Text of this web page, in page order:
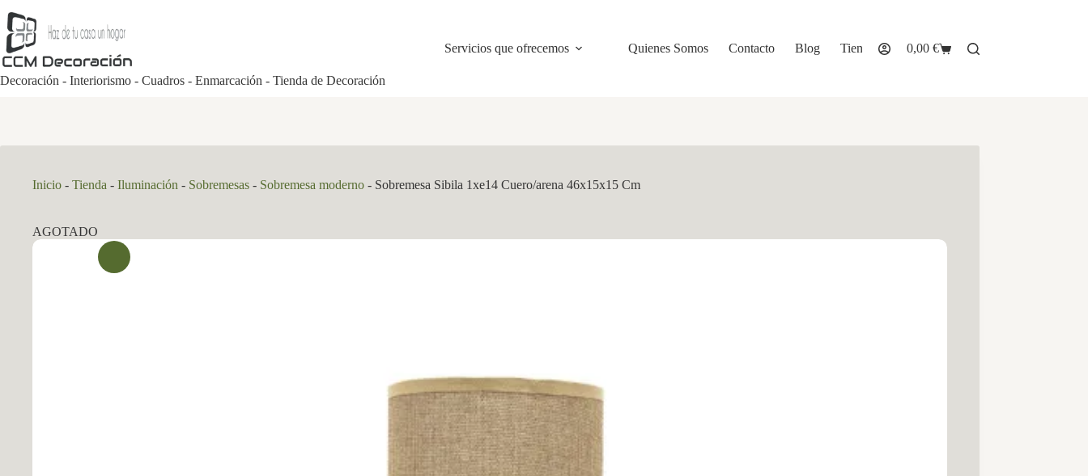
al
contenido
Decoración - Interiorismo - Cuadros - Enmarcación - Tienda de Decoración
Servicios que ofrecemos Quienes Somos Contacto Blog Tienda
Carro
0,00 €
Inicio - Tienda - Iluminación - Sobremesas - Sobremesa moderno - Sobremesa Sibila 1xe14 Cuero/arena 46x15x15 Cm
AGOTADO